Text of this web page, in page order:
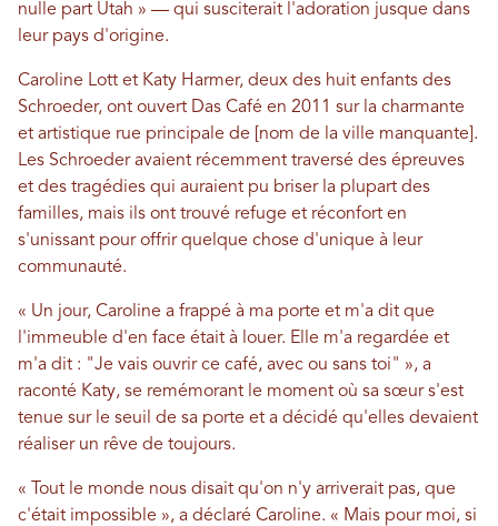
nulle part Utah » — qui susciterait l'adoration jusque dans
leur pays d'origine.
Caroline Lott et Katy Harmer, deux des huit enfants des
Schroeder, ont ouvert Das Café en 2011 sur la charmante
et artistique rue principale de [nom de la ville manquante].
Les Schroeder avaient récemment traversé des épreuves
et des tragédies qui auraient pu briser la plupart des
familles, mais ils ont trouvé refuge et réconfort en
s'unissant pour offrir quelque chose d'unique à leur
communauté.
« Un jour, Caroline a frappé à ma porte et m'a dit que
l'immeuble d'en face était à louer. Elle m'a regardée et
m'a dit : "Je vais ouvrir ce café, avec ou sans toi" », a
raconté Katy, se remémorant le moment où sa sœur s'est
tenue sur le seuil de sa porte et a décidé qu'elles devaient
réaliser un rêve de toujours.
« Tout le monde nous disait qu'on n'y arriverait pas, que
c'était impossible », a déclaré Caroline. « Mais pour moi, si